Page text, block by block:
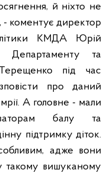
й ніхто не
- коментує директор
КМДА Юрій
Департаменту та
під час
про даний
А головне - мали
балу та
підтримку діток.
адже вони
такому вишуканому